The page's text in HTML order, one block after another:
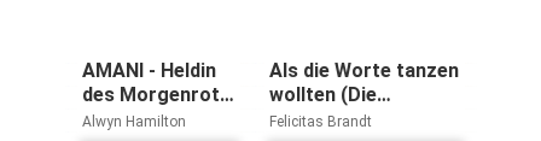
AMANI - Heldin
des Morgenrots:
Spektakuläre
Alwyn Hamilton
Als die Worte tanzen
wollten (Die
Geschichtenspringer
Felicitas Brandt